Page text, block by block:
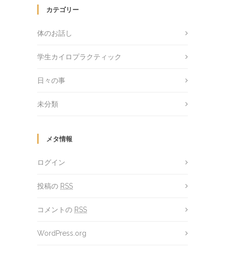
カテゴリー
体のお話し
学生カイロプラクティック
日々の事
未分類
メタ情報
ログイン
投稿の RSS
コメントの RSS
WordPress.org